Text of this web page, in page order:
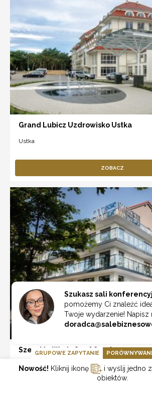
Grand Lubicz Uzdrowisko Ustka
Ustka
ZOBACZ
Szerokie Wody Sea&Sand
Ustka
Szukasz sali
pomożemy Ci znaleźć
Twoje wydarzenie! Napisz
GRUPOWE ZAPYTANIE
Nowość! Kliknij ikonę
i wyślij jedno
obiektów.